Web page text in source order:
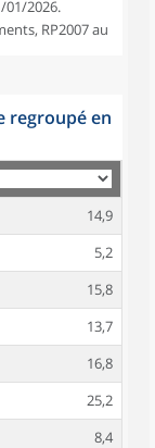
01/2026.
RP2007 au
regroupé en
14,9
5,2
15,8
13,7
16,8
25,2
8,4